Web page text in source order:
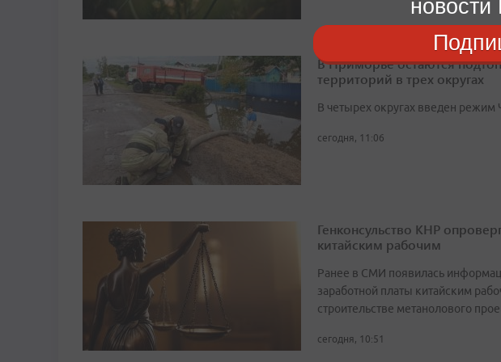
В Приморье остаются
территорий в трех округах
В четырех округах введен режим
сегодня, 11:06
Генконсульство КНР
китайским рабочим
Ранее в СМИ появилась
заработной платы китайским
строительстве метанолового
сегодня, 10:51